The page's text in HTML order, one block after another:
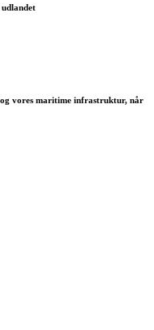
vores maritime infrastruktur, når